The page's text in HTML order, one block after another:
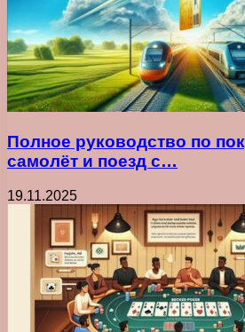
Полное руководство по
самолёт и поезд с…
19.11.2025